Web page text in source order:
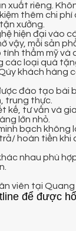
xuất riêng.
thêm chi phí
xưởng.
hiện đại vào
vậy, mỗi sản
thẩm mỹ và
các loại quà
khách hàng
đào tạo bài
trung thực.
kế, tư vấn và
lớn nhỏ.
bạch không
hoàn tiền khi
nhau phù
để được